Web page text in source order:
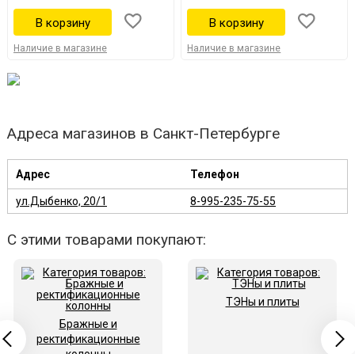
Наличие в магазине Наличие в магазине
Адреса магазинов в Санкт-Петербурге
Адрес Телефон
ул.Дыбенко, 20/1 8-995-235-75-55
С этими товарами покупают:
Бражные и
ректификационные
ТЭНы и плиты